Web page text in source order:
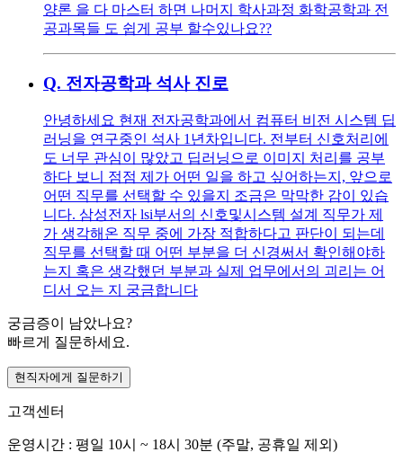
양론 을 다 마스터 하면 나머지 학사과정 화학공학과 전
공과목들 도 쉽게 공부 할수있나요??
Q. 전자공학과 석사 진로
안녕하세요 현재 전자공학과에서 컴퓨터 비전 시스템 딥
러닝을 연구중인 석사 1년차입니다. 전부터 신호처리에
도 너무 관심이 많았고 딥러닝으로 이미지 처리를 공부
하다 보니 점점 제가 어떤 일을 하고 싶어하는지, 앞으로
어떤 직무를 선택할 수 있을지 조금은 막막한 감이 있습
니다. 삼성전자 lsi부서의 신호및시스템 설계 직무가 제
가 생각해온 직무 중에 가장 적합하다고 판단이 되는데
직무를 선택할 때 어떤 부분을 더 신경써서 확인해야하
는지 혹은 생각했던 부분과 실제 업무에서의 괴리는 어
디서 오는 지 궁금합니다
궁금증이 남았나요?
빠르게 질문하세요.
현직자에게 질문하기
고객센터
운영시간 : 평일 10시 ~ 18시 30분 (주말, 공휴일 제외)